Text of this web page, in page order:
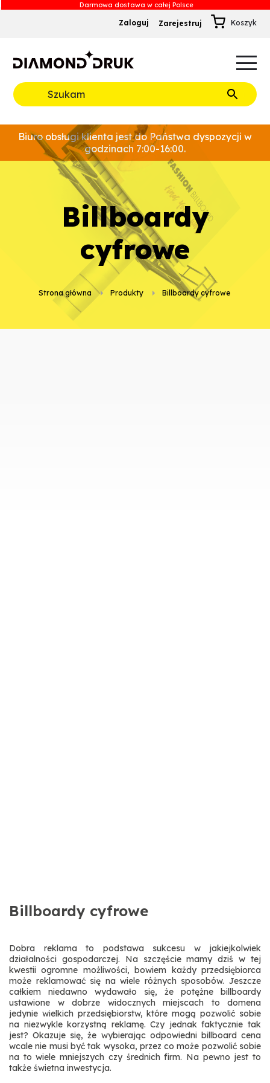
Zaloguj Zarejestruj
Rozwiń
Biuro obsługi klienta jest do Państwa dyspozycji w
godzinach 7:00-16:00.
Strona główna Produkty billboardy cyfrowe
billboardy
cyfrowe
Billboardy cyfrowe
Dobra reklama to podstawa sukcesu w jakiejkolwiek
działalności gospodarczej. Na szczęście mamy dziś w tej
kwestii ogromne możliwości, bowiem każdy przedsiębiorca
może reklamować się na wiele różnych sposobów. Jeszcze
całkiem niedawno wydawało się, że potężne billboardy
ustawione w dobrze widocznych miejscach to domena
jedynie wielkich przedsiębiorstw, które mogą pozwolić sobie
na niezwykle korzystną reklamę. Czy jednak faktycznie tak
jest? Okazuje się, że wybierając odpowiedni billboard cena
wcale nie musi być tak wysoka, przez co może pozwolić sobie
na to wiele mniejszych czy średnich firm. Na pewno jest to
także świetna inwestycja.